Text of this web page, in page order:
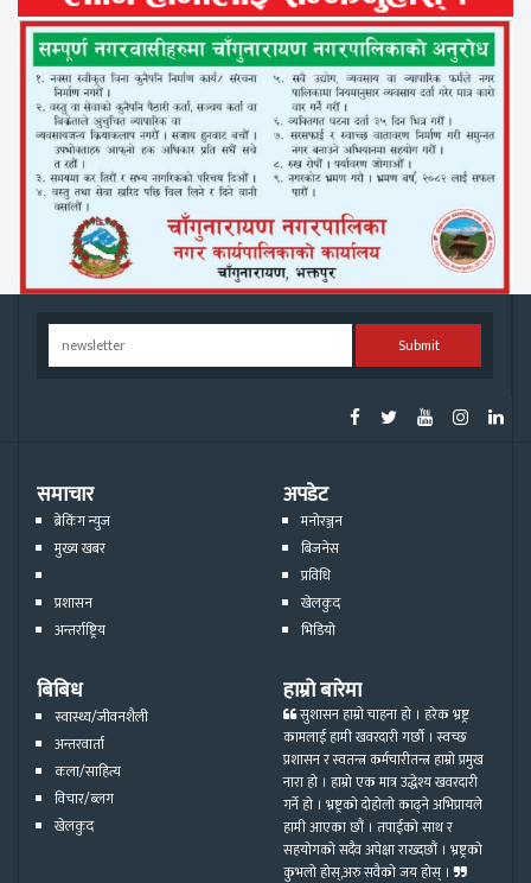
Submit
समाचार
ब्रेकिंग न्युज
मुख्य खबर
प्रशासन
अन्तर्राष्ट्रिय
अपडेट
मनोरञ्जन
बिजनेस
प्रविधि
खेलकुद
भिडियो
बिबिध
स्वास्थ्य/जीवनशैली
अन्तरवार्ता
कला/साहित्य
विचार/ब्लग
खेलकुद
हाम्रो बारेमा
सुशासन हाम्रो चाहना हो । हरेक भ्रष्ट्र
कामलाई हामी खवरदारी गर्छौ । स्वच्छ
प्रशासन र स्वतन्त्र कर्मचारीतन्त्र हाम्रो प्रमुख
नारा हो । हाम्रो एक मात्र उद्धेश्य खवरदारी
गर्ने हो । भ्रष्ट्रको दोहोलो काढ्ने अभिप्रायले
हामी आएका छौं । तपाईको साथ र
सहयोगको सदैव अपेक्षा राख्दछौं । भ्रष्ट्रको
कुभलो होस्,अरु सवैको जय होस् ।